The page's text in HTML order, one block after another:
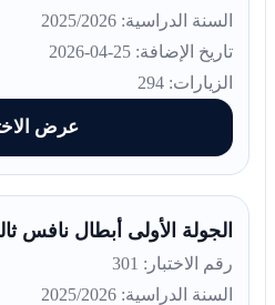
السنة الدراسية: 2025/2026
تاريخ الإضافة: 25-04-2026
الزيارات: 294
عرض
الجولة الأولى أبطال نافس
رقم الاختبار: 301
السنة الدراسية: 2025/2026